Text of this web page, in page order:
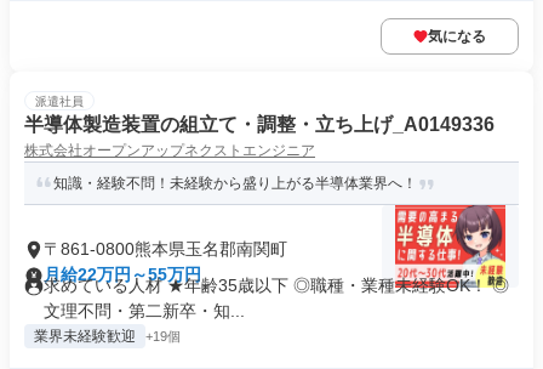
気になる
派遣社員
半導体製造装置の組立て・調整・立ち上げ_A0149336
株式会社オープンアップネクストエンジニア
知識・経験不問！未経験から盛り上がる半導体業界へ！
〒861-0800熊本県玉名郡南関町
月給22万円～55万円
求めている人材 ★年齢35歳以下 ◎職種・業種未経験OK！ ◎
文理不問・第二新卒・知...
業界未経験歓迎 +19個